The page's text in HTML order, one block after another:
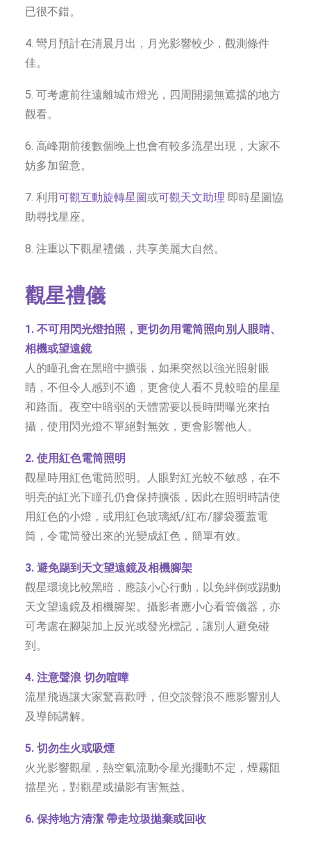
已很不錯。
4. 彎月預計在清晨月出，月光影響較少，觀測條件
佳。
5. 可考慮前往遠離城市燈光，四周開揚無遮擋的地方
觀看。
6. 高峰期前後數個晚上也會有較多流星出現，大家不
妨多加留意。
7. 利用可觀互動旋轉星圖或可觀天文助理 即時星圖協
助尋找星座。
8. 注重以下觀星禮儀，共享美麗大自然。
觀星禮儀
1. 不可用閃光燈拍照，更切勿用電筒照向別人眼睛、
相機或望遠鏡
人的瞳孔會在黑暗中擴張，如果突然以強光照射眼
睛，不但令人感到不適，更會使人看不見較暗的星星
和路面。夜空中暗弱的天體需要以長時間曝光來拍
攝，使用閃光燈不單絕對無效，更會影響他人。
2. 使用紅色電筒照明
觀星時用紅色電筒照明。人眼對紅光較不敏感，在不
明亮的紅光下瞳孔仍會保持擴張，因此在照明時請使
用紅色的小燈，或用紅色玻璃紙/紅布/膠袋覆蓋電
筒，令電筒發出來的光變成紅色，簡單有效。
3. 避免踢到天文望遠鏡及相機腳架
觀星環境比較黑暗，應該小心行動，以免絆倒或踢動
天文望遠鏡及相機腳架。攝影者應小心看管儀器，亦
可考慮在腳架加上反光或發光標記，讓別人避免碰
到。
4. 注意聲浪 切勿喧嘩
流星飛過讓大家驚喜歡呼，但交談聲浪不應影響別人
及導師講解。
5. 切勿生火或吸煙
火光影響觀星，熱空氣流動令星光擺動不定，煙霧阻
擋星光，對觀星或攝影有害無益。
6. 保持地方清潔 帶走垃圾拋棄或回收